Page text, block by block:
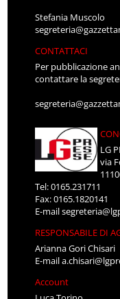
Stefania Muscolo
CONTATTACI
Per pubblicazione
contattare la
LG
via
Tel: 0165.231711
Fax: 0165.1820141
E-mail
RESPONSABILE DI
Arianna Gori Chisari
E-mail
Account